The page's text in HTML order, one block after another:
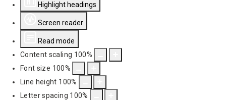
Highlight headings
Screen reader
Read mode
Content scaling 100%
Font size 100%
Line height 100%
Letter spacing 100%